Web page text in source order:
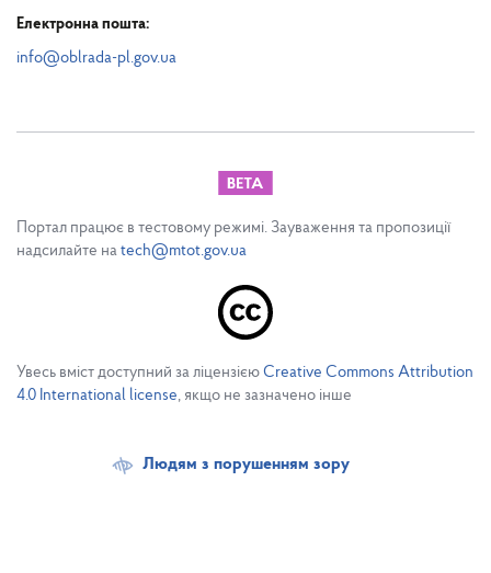
Електронна пошта:
info@oblrada-pl.gov.ua
Портал працює в тестовому режимі. Зауваження та пропозиції
надсилайте на tech@mtot.gov.ua
Увесь вміст доступний за ліцензією Creative Commons Attribution
4.0 International license, якщо не зазначено інше
Людям з порушенням зору